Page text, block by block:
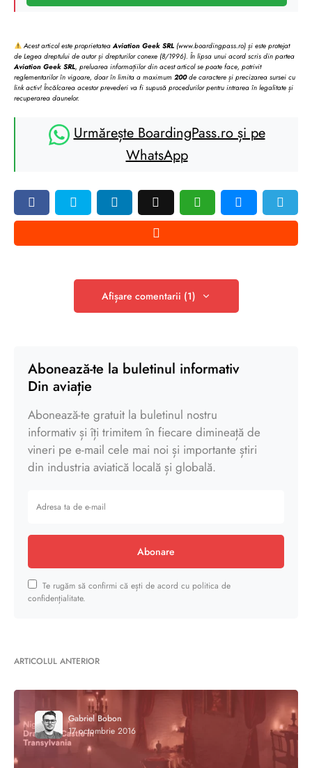
Acest articol este proprietateaAviation Geek SRL (www.boardingpass.ro) și este protejat
de Legea dreptului de autor și drepturilor conexe (8/1996). În lipsa unui acord scris din partea
Aviation Geek SRL, preluarea informațiilor din acest articol se poate face, potrivit
reglementarilor în vigoare, doar în limita a maximum 200de caractere și precizarea sursei cu
link activ! Încălcarea acestor prevederi va fi supusă procedurilor pentru intrarea în legalitate și
recuperarea daunelor.
Urmărește BoardingPass.ro și pe
WhatsApp
Afișare comentarii (1)
Abonează-te la buletinul informativ
Din aviație
Abonează-te gratuit la buletinul nostru
informativ și îți trimitem în fiecare dimineață de
vineri pe e-mail cele mai noi și importante știri
din industria aviatică locală și globală.
Abonare
Te rugăm să confirmi că ești de acord cu politica de
confidențialitate.
ARTICOLUL ANTERIOR
Gabriel Bobon
17 octombrie 2016